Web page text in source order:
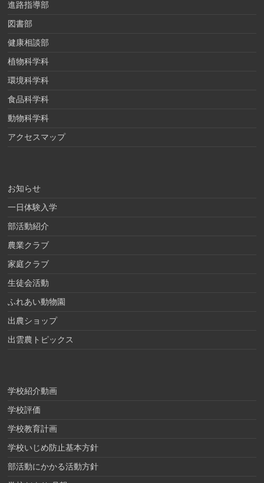
進路指導部
図書部
健康相談部
植物科学科
環境科学科
食品科学科
動物科学科
アクセスマップ
お知らせ
一日体験入学
部活動紹介
農業クラブ
家庭クラブ
生徒会活動
ふれあい動物園
出農ショップ
出雲農トピックス
学校紹介動画
学校評価
学校教育計画
学校いじめ防止基本方針
部活動にかかる活動方針